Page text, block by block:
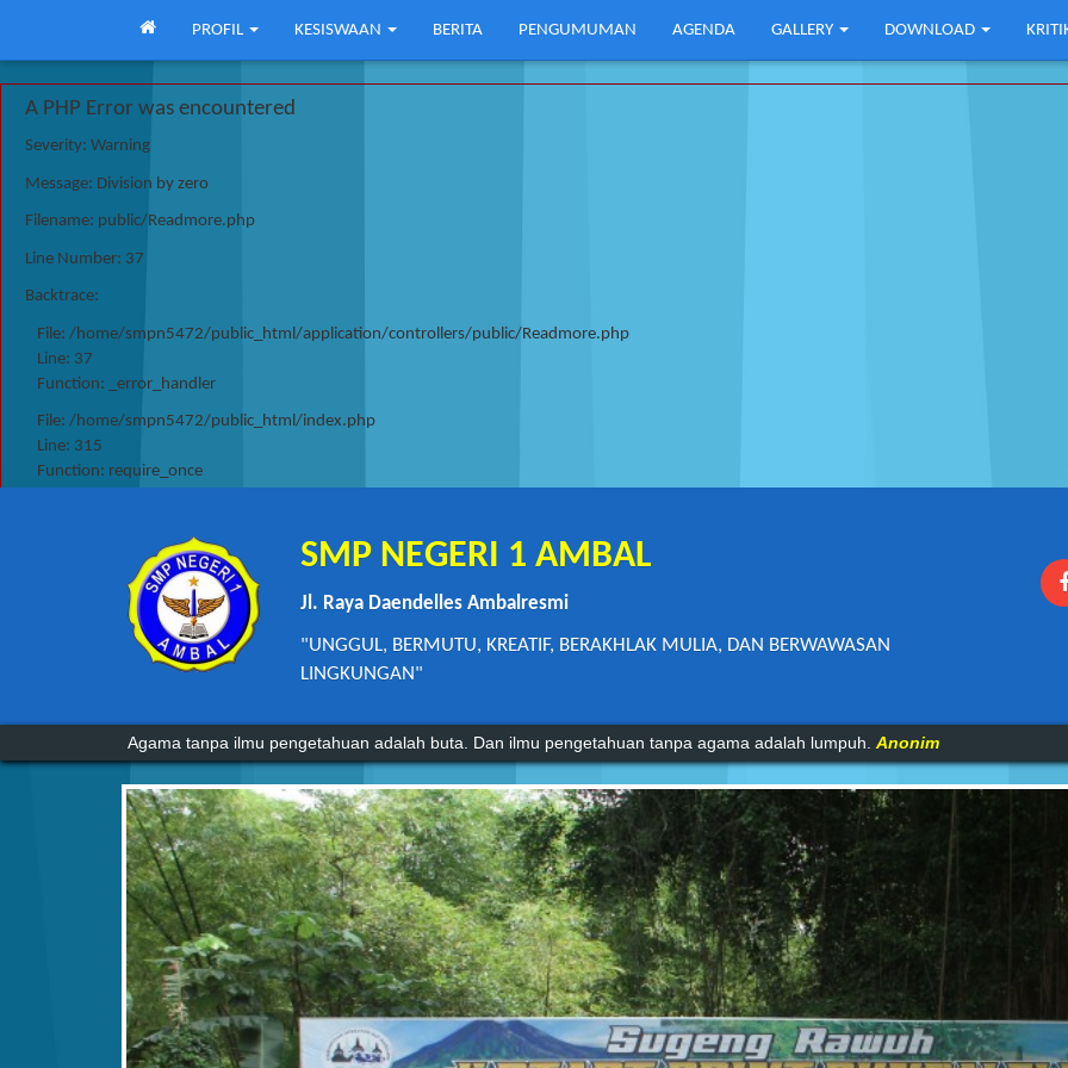
A PHP Error was encountered
Severity: Warning
Message: Division by zero
Filename: public/Readmore.php
Line Number: 37
Backtrace:
File: /home/smpn5472/public_html/application/controllers/public/Readmore.php
Line: 37
Function: _error_handler
File: /home/smpn5472/public_html/index.php
Line: 315
Function: require_once
PROFIL KESISWAAN BERITA PENGUMUMAN AGENDA GALLERY DOWNLOAD
SMP NEGERI 1 AMBAL
Jl. Raya Daendelles Ambalresmi
"UNGGUL, BERMUTU, KREATIF, BERAKHLAK MULIA, DAN BERWAWASAN
LINGKUNGAN"
Pendidikan merupakan tiket untuk masa depan. Hari esok untuk orang-orang yang telah mempersiapkan dirinya hari ini..
Agama tanpa ilmu pengetahuan adalah buta. Dan ilmu pengetahuan tanpa agama adalah lumpuh.Anonim
Hiduplah seakan-akan kau akan mati besok. Belajarlah seakan-akan kau akan hidup selamanya.Anonim